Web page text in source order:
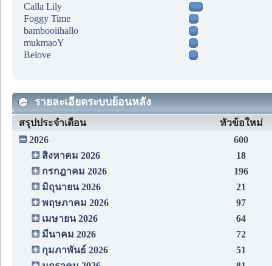
Calla Lily
Foggy Time
bambooiihallo
mukmaoY
Belove
รายละเอียดระบบย้อนหลัง
สรุปประจำเดือน
หัวข้อใหม่
2026
600
สิงหาคม 2026
18
กรกฎาคม 2026
196
มิถุนายน 2026
21
พฤษภาคม 2026
97
เมษายน 2026
64
มีนาคม 2026
72
กุมภาพันธ์ 2026
51